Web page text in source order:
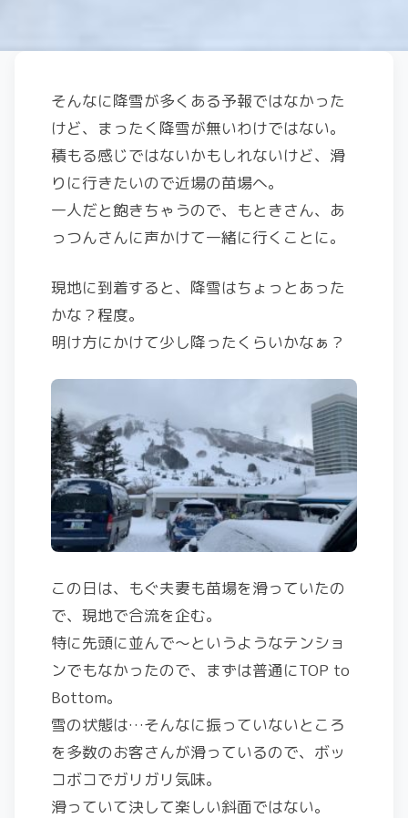
そんなに降雪が多くある予報ではなかった
けど、まったく降雪が無いわけではない。
積もる感じではないかもしれないけど、滑
りに行きたいので近場の苗場へ。
一人だと飽きちゃうので、もときさん、あ
っつんさんに声かけて一緒に行くことに。
現地に到着すると、降雪はちょっとあった
かな？程度。
明け方にかけて少し降ったくらいかなぁ？
この日は、もぐ夫妻も苗場を滑っていたの
で、現地で合流を企む。
特に先頭に並んで～というようなテンショ
ンでもなかったので、まずは普通にTOP to
Bottom。
雪の状態は…そんなに振っていないところ
を多数のお客さんが滑っているので、ボッ
コボコでガリガリ気味。
滑っていて決して楽しい斜面ではない。